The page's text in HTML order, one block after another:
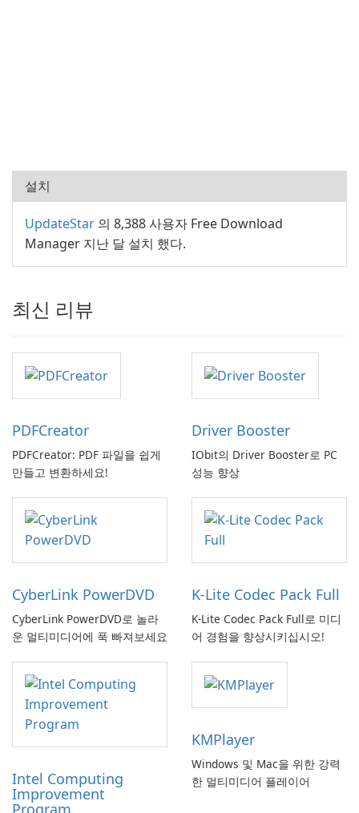
설치
UpdateStar 의 8,388 사용자 Free Download
Manager 지난 달 설치 했다.
최신 리뷰
PDFCreator
PDFCreator: PDF 파일을 쉽게
만들고 변환하세요!
Driver Booster
IObit의 Driver Booster로 PC
성능 향상
CyberLink PowerDVD
CyberLink PowerDVD로 놀라
운 멀티미디어에 푹 빠져보세요
K-Lite Codec Pack Full
K-Lite Codec Pack Full로 미디
어 경험을 향상시키십시오!
Intel Computing
Improvement
KMPlayer
Windows 및 Mac을 위한 강력
한 멀티미디어 플레이어